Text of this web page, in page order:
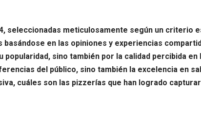
seleccionadas meticulosamente según un criterio
en las opiniones y experiencias
sino también por la calidad percibida en
del público, sino también la excelencia en
cuáles son las pizzerías que han logrado